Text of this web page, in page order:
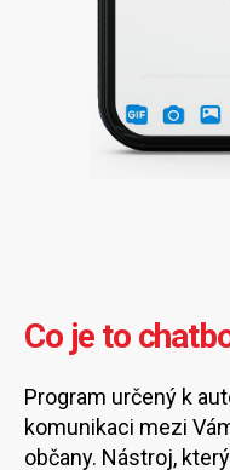
Co je to
Program určený k
komunikaci mezi
občany. Nástroj,